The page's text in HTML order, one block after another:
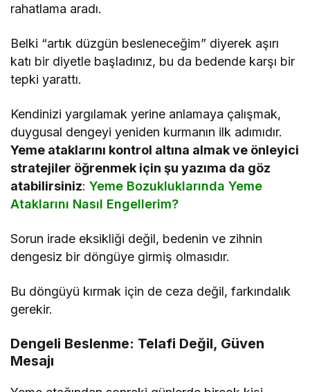
rahatlama aradı.
Belki “artık düzgün besleneceğim” diyerek aşırı
katı bir diyetle başladınız, bu da bedende karşı bir
tepki yarattı.
Kendinizi yargılamak yerine anlamaya çalışmak,
duygusal dengeyi yeniden kurmanın ilk adımıdır.
Yeme ataklarını kontrol altına almak ve önleyici
stratejiler öğrenmek için şu yazıma da göz
atabilirsiniz:Yeme Bozukluklarında Yeme
Ataklarını Nasıl Engellerim?
Sorun irade eksikliği değil, bedenin ve zihnin
dengesiz bir döngüye girmiş olmasıdır.
Bu döngüyü kırmak için de ceza değil, farkındalık
gerekir.
Dengeli Beslenme: Telafi Değil, Güven
Mesajı